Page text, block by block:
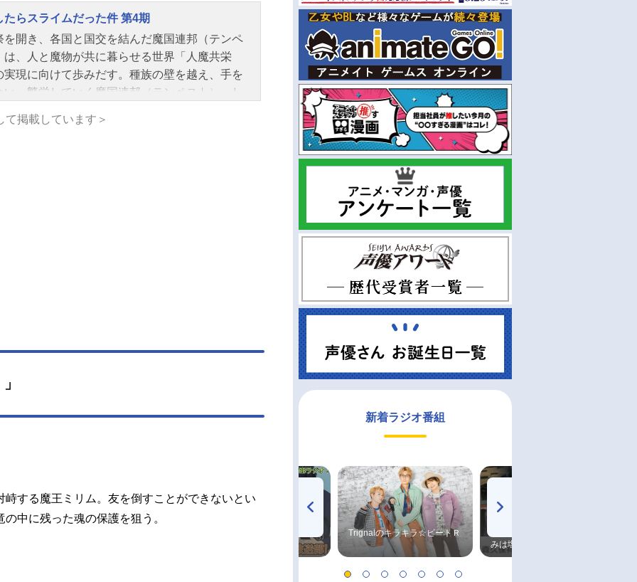
たらスライムだった件 第4期
を開き、各国と国交を結んだ魔国連邦（テンペ
は、人と魔物が共に暮らせる世界「人魔共栄
実現に向けて歩みだす。種族の壁を越え、手を
い、繁栄していく魔国連邦（テンペスト）。し
。シルトロッゾ王国五大老の長である元〝勇
ミリス：春野杏ディア...
掲載しています＞
する魔王ミリム。友を倒すことができないとい
中に残った魂の保護を狙う。
新着ラジオ番組
Trignalのキラキラ☆ビートＲ
みは塩だけ